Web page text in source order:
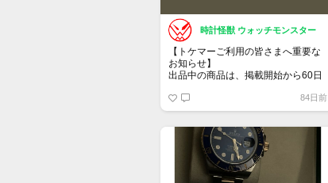
時計怪獣 ウォッチモンスター
【トケマーご利用の皆さまへ重要な
お知らせ】
出品中の商品は、掲載開始から60日
へ戻ります。
トップページでお気に入り登録がで
詳しくはマイページ＞お知らせをご
確認ください。
84日前